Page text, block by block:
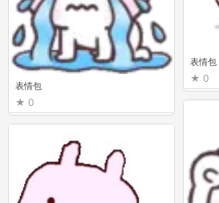
表情包
0
表情包
0